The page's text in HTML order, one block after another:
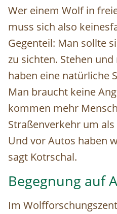
Wer einem Wolf in
muss sich also
Gegenteil: Man sollte
zu sichten. Stehen
haben eine natürliche
Man braucht keine
kommen mehr
Straßenverkehr um
Und vor Autos haben
sagt Kotrschal.
Begegnung auf
Im